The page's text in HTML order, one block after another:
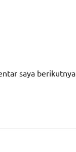
saya berikutnya.